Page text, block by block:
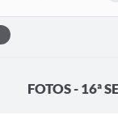
FOTOS - 16ª